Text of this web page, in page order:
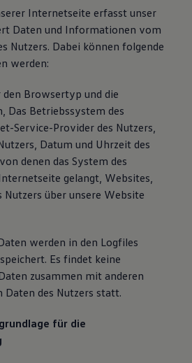
Internetseite erfasst unser
Daten und Informationen vom
Nutzers. Dabei können folgende
werden:
Browsertyp und die
Das Betriebssystem des
Service-Provider des Nutzers,
Datum und Uhrzeit des
denen das System des
gelangt, Websites,
Nutzers über unsere Website
werden in den Logfiles
Es findet keine
zusammen mit anderen
Daten des Nutzers statt.
für die